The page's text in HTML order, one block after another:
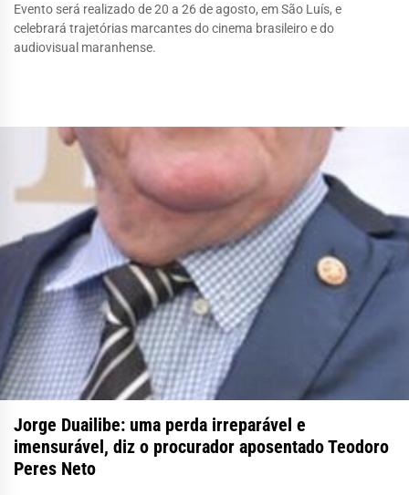
Evento será realizado de 20 a 26 de agosto, em São Luís, e
celebrará trajetórias marcantes do cinema brasileiro e do
audiovisual maranhense.
Jorge Duailibe: uma perda irreparável e
imensurável, diz o procurador aposentado Teodoro
Peres Neto